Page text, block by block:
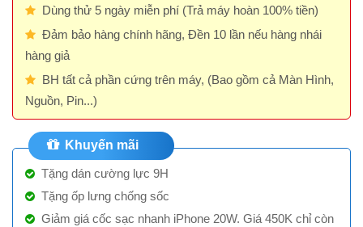
Dùng thử 5 ngày miễn phí (Trả máy hoàn 100% tiền)
Đảm bảo hàng chính hãng, Đền 10 lần nếu hàng nhái
hàng giả
BH tất cả phần cứng trên máy, (Bao gồm cả Màn Hình,
Nguồn, Pin...)
Khuyến mãi
Tặng dán cường lực 9H
Tặng ốp lưng chống sốc
Giảm giá cốc sạc nhanh iPhone 20W. Giá 450K chỉ còn